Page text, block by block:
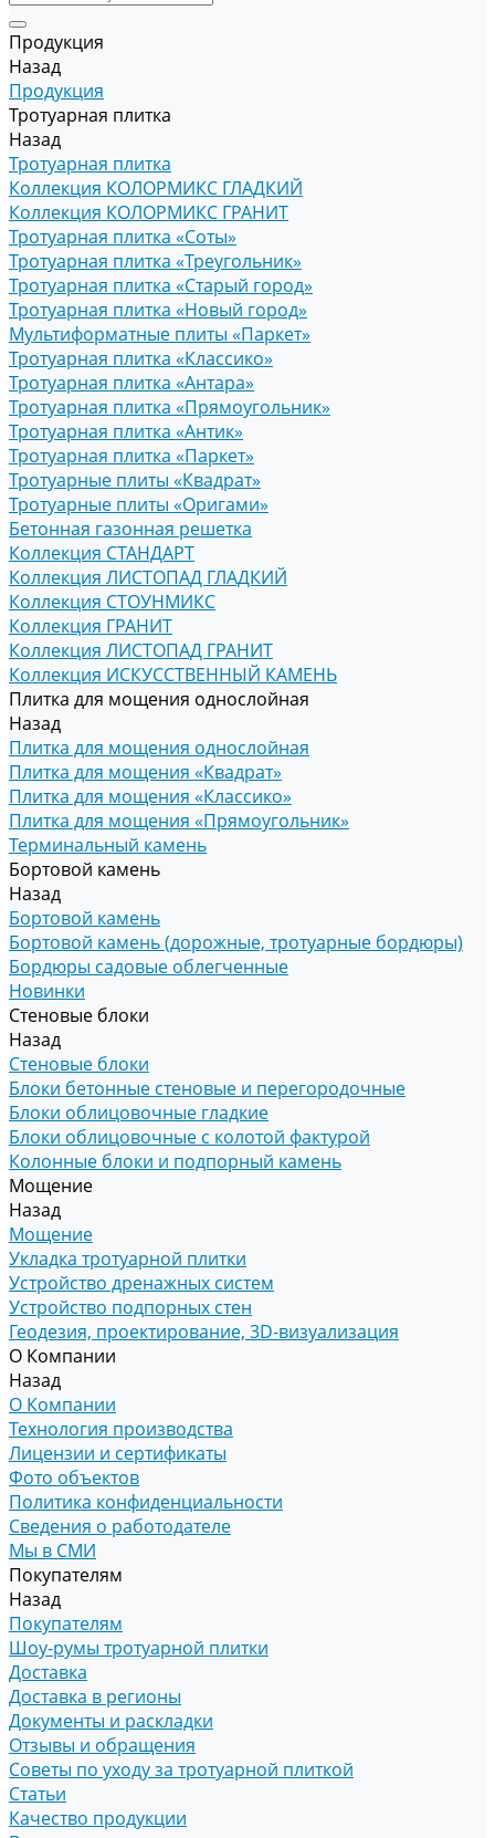
Продукция
Назад
Продукция
Тротуарная плитка
Назад
Тротуарная плитка
Коллекция КОЛОРМИКС ГЛАДКИЙ
Коллекция КОЛОРМИКС ГРАНИТ
Тротуарная плитка «Соты»
Тротуарная плитка «Треугольник»
Тротуарная плитка «Старый город»
Тротуарная плитка «Новый город»
Мультиформатные плиты «Паркет»
Тротуарная плитка «Классико»
Тротуарная плитка «Антара»
Тротуарная плитка «Прямоугольник»
Тротуарная плитка «Антик»
Тротуарная плитка «Паркет»
Тротуарные плиты «Квадрат»
Тротуарные плиты «Оригами»
Бетонная газонная решетка
Коллекция СТАНДАРТ
Коллекция ЛИСТОПАД ГЛАДКИЙ
Коллекция СТОУНМИКС
Коллекция ГРАНИТ
Коллекция ЛИСТОПАД ГРАНИТ
Коллекция ИСКУССТВЕННЫЙ КАМЕНЬ
Плитка для мощения однослойная
Назад
Плитка для мощения однослойная
Плитка для мощения «Квадрат»
Плитка для мощения «Классико»
Плитка для мощения «Прямоугольник»
Терминальный камень
Бортовой камень
Назад
Бортовой камень
Бортовой камень (дорожные, тротуарные бордюры)
Бордюры садовые облегченные
Новинки
Стеновые блоки
Назад
Стеновые блоки
Блоки бетонные стеновые и перегородочные
Блоки облицовочные гладкие
Блоки облицовочные с колотой фактурой
Колонные блоки и подпорный камень
Мощение
Назад
Мощение
Укладка тротуарной плитки
Устройство дренажных систем
Устройство подпорных стен
Геодезия, проектирование, 3D-визуализация
О Компании
Назад
О Компании
Технология производства
Лицензии и сертификаты
Фото объектов
Политика конфиденциальности
Сведения о работодателе
Мы в СМИ
Покупателям
Назад
Покупателям
Шоу-румы тротуарной плитки
Доставка
Доставка в регионы
Документы и раскладки
Отзывы и обращения
Советы по уходу за тротуарной плиткой
Статьи
Качество продукции